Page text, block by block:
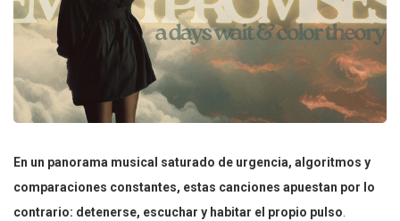
En un panorama musical saturado de urgencia, algoritmos y
comparaciones constantes, estas canciones apuestan por lo
contrario: detenerse, escuchar y habitar el propio pulso